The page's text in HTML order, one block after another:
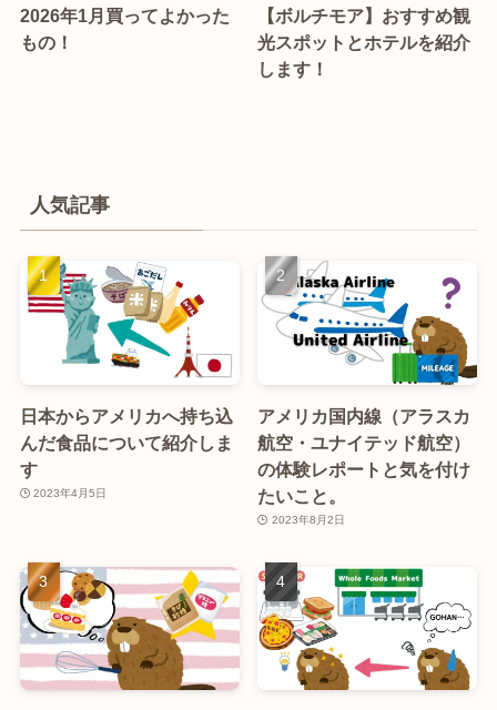
2026年1月買ってよかった
もの！
【ボルチモア】おすすめ観
光スポットとホテルを紹介
します！
人気記事
日本からアメリカへ持ち込
んだ食品について紹介しま
す
2023年4月5日
アメリカ国内線（アラスカ
航空・ユナイテッド航空）
の体験レポートと気を付け
たいこと。
2023年8月2日